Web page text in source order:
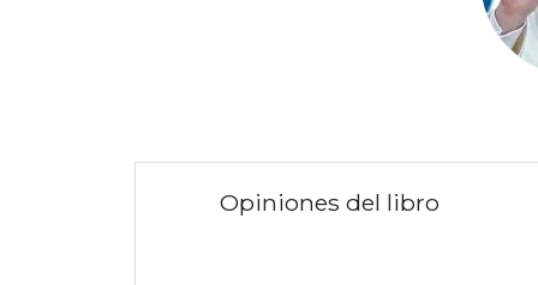
Opiniones del libro